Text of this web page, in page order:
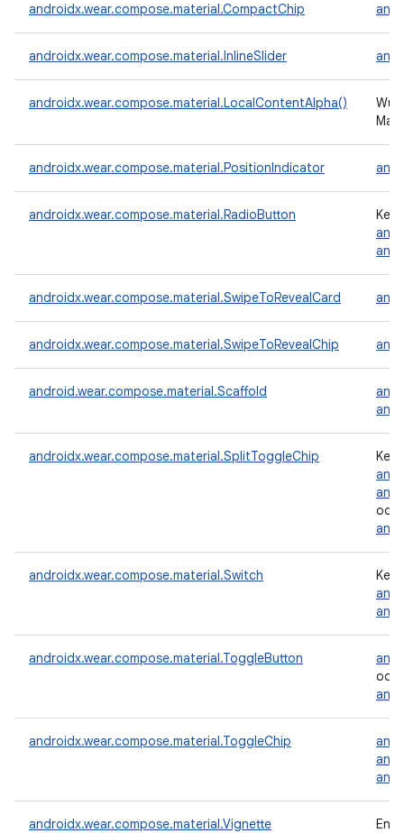
androidx.wear.compose.material.CompactChip
androidx.wear.compose.material.InlineSlider
androidx.wear.compose.material.LocalContentAlpha()
androidx.wear.compose.material.PositionIndicator
androidx.wear.compose.material.RadioButton
androidx.wear.compose.material.SwipeToRevealCard
androidx.wear.compose.material.SwipeToRevealChip
android.wear.compose.material.Scaffold
androidx.wear.compose.material.SplitToggleChip
oder
androidx.wear.compose.material.Switch
androidx.wear.compose.material.ToggleButton
oder
androidx.wear.compose.material.ToggleChip
androidx.wear.compose.material.Vignette